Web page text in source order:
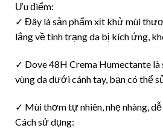
Ưu điểm:
✓ Đây là sản phẩm xịt khử mùi
lắng về tình trạng da bị kích ứng,
✓ Dove 48H Crema Humectante là
vùng da dưới cánh tay, bạn có thể
✓ Mùi thơm tự nhiên, nhẹ nhàng,
Cách sử dụng: